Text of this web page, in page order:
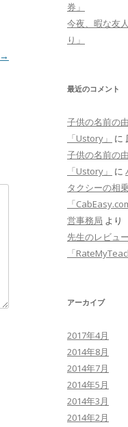
→
券」
今夜、暇な友
り」
最近のコメント
子供の名前の
「Ustory」
に
子供の名前の
「Ustory」
に
タクシーの相
「
営事務局 より
先生のレビュ
「
アーカイブ
2017年4月
2014年8月
2014年7月
2014年5月
2014年3月
2014年2月